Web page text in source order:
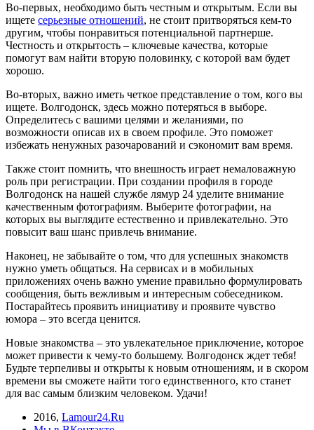
Во-первых, необходимо быть честным и открытым. Если вы
ищете серьезные отношений, не стоит притворяться кем-то
другим, чтобы понравиться потенциальной партнерше.
Честность и открытость – ключевые качества, которые
помогут вам найти вторую половинку, с которой вам будет
хорошо.
Во-вторых, важно иметь четкое представление о том, кого вы
ищете. Волгодонск, здесь можно потеряться в выборе.
Определитесь с вашими целями и желаниями, по
возможности описав их в своем профиле. Это поможет
избежать ненужных разочарований и сэкономит вам время.
Также стоит помнить, что внешность играет немаловажную
роль при регистрации. При создании профиля в городе
Волгодонск на нашей службе лямур 24 уделите внимание
качественным фотографиям. Выберите фотографии, на
которых вы выглядите естественно и привлекательно. Это
повысит ваш шанс привлечь внимание.
Наконец, не забывайте о том, что для успешных знакомств
нужно уметь общаться. На сервисах и в мобильных
приложениях очень важно умение правильно формулировать
сообщения, быть вежливым и интересным собеседником.
Постарайтесь проявить инициативу и проявите чувство
юмора – это всегда ценится.
Новые знакомства – это увлекательное приключение, которое
может привести к чему-то большему. Волгодонск ждет тебя!
Будьте терпеливы и открыты к новым отношениям, и в скором
времени вы сможете найти того единственного, кто станет
для вас самым близким человеком. Удачи!
2016, Lamour24.Ru